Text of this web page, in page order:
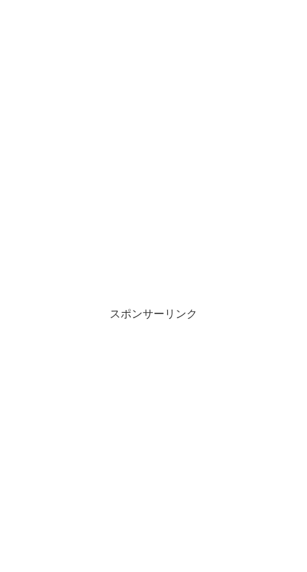
スポンサーリンク